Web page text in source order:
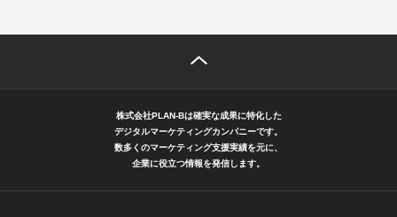
株式会社PLAN-Bは確実な成果に特化した
デジタルマーケティングカンパニーです。
数多くのマーケティング支援実績を元に、
企業に役立つ情報を発信します。